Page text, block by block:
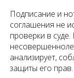
Подписание и
соглашения не
проверки в суде.
анализирует,
защиты его прав.